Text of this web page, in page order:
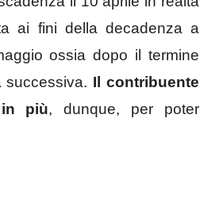
ai fini della decadenza a
ossia dopo il termine
successiva. Il contribuente
più, dunque, per poter